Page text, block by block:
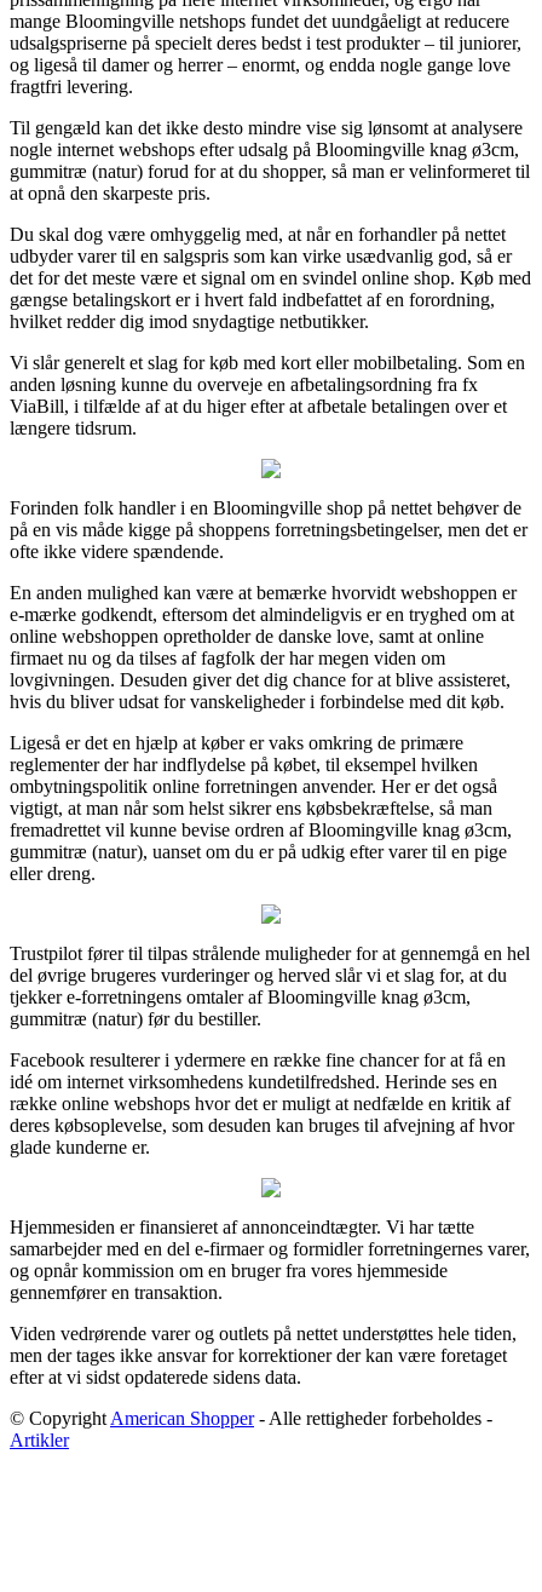
mange Bloomingville netshops fundet det uundgåeligt at reducere
udsalgspriserne på specielt deres bedst i test produkter – til juniorer,
og ligeså til damer og herrer – enormt, og endda nogle gange love
fragtfri levering.
Til gengæld kan det ikke desto mindre vise sig lønsomt at analysere
nogle internet webshops efter udsalg på Bloomingville knag ø3cm,
gummitræ (natur) forud for at du shopper, så man er velinformeret til
at opnå den skarpeste pris.
Du skal dog være omhyggelig med, at når en forhandler på nettet
udbyder varer til en salgspris som kan virke usædvanlig god, så er
det for det meste være et signal om en svindel online shop. Køb med
gængse betalingskort er i hvert fald indbefattet af en forordning,
hvilket redder dig imod snydagtige netbutikker.
Vi slår generelt et slag for køb med kort eller mobilbetaling. Som en
anden løsning kunne du overveje en afbetalingsordning fra fx
ViaBill, i tilfælde af at du higer efter at afbetale betalingen over et
længere tidsrum.
Forinden folk handler i en Bloomingville shop på nettet behøver de
på en vis måde kigge på shoppens forretningsbetingelser, men det er
ofte ikke videre spændende.
En anden mulighed kan være at bemærke hvorvidt webshoppen er
e-mærke godkendt, eftersom det almindeligvis er en tryghed om at
online webshoppen opretholder de danske love, samt at online
firmaet nu og da tilses af fagfolk der har megen viden om
lovgivningen. Desuden giver det dig chance for at blive assisteret,
hvis du bliver udsat for vanskeligheder i forbindelse med dit køb.
Ligeså er det en hjælp at køber er vaks omkring de primære
reglementer der har indflydelse på købet, til eksempel hvilken
ombytningspolitik online forretningen anvender. Her er det også
vigtigt, at man når som helst sikrer ens købsbekræftelse, så man
fremadrettet vil kunne bevise ordren af Bloomingville knag ø3cm,
gummitræ (natur), uanset om du er på udkig efter varer til en pige
eller dreng.
Trustpilot fører til tilpas strålende muligheder for at gennemgå en hel
del øvrige brugeres vurderinger og herved slår vi et slag for, at du
tjekker e-forretningens omtaler af Bloomingville knag ø3cm,
gummitræ (natur) før du bestiller.
Facebook resulterer i ydermere en række fine chancer for at få en
idé om internet virksomhedens kundetilfredshed. Herinde ses en
række online webshops hvor det er muligt at nedfælde en kritik af
deres købsoplevelse, som desuden kan bruges til afvejning af hvor
glade kunderne er.
Hjemmesiden er finansieret af annonceindtægter. Vi har tætte
samarbejder med en del e-firmaer og formidler forretningernes varer,
og opnår kommission om en bruger fra vores hjemmeside
gennemfører en transaktion.
Viden vedrørende varer og outlets på nettet understøttes hele tiden,
men der tages ikke ansvar for korrektioner der kan være foretaget
efter at vi sidst opdaterede sidens data.
© Copyright American Shopper- Alle rettigheder forbeholdes -
Artikler